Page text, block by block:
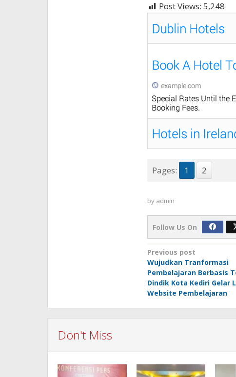
Post Views: 5,248
Pages: 1 2
by admin
Follow Us On
Post
navigation
Previous post
Wujudkan Tranformasi
Pembelajaran Berbasis
Dindik Kota Kediri Gelar
Website Pembelajaran
Don't Miss